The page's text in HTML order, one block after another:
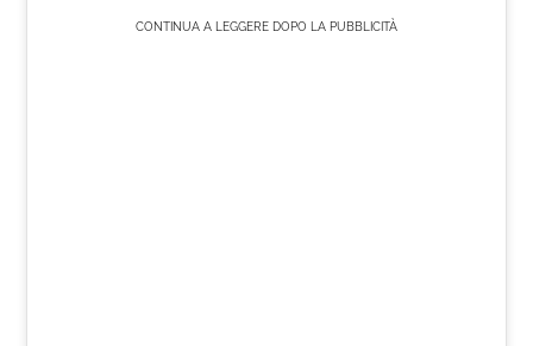
CONTINUA A LEGGERE DOPO LA PUBBLICITÀ